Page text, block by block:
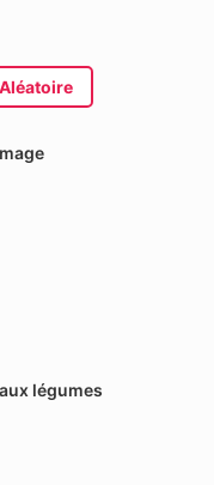
Aléatoire
légumes